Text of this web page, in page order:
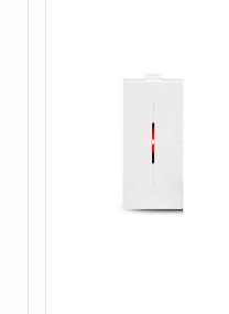
500 a 1000 unidades,
COMO FUNCIONA
ANTIFURTO?